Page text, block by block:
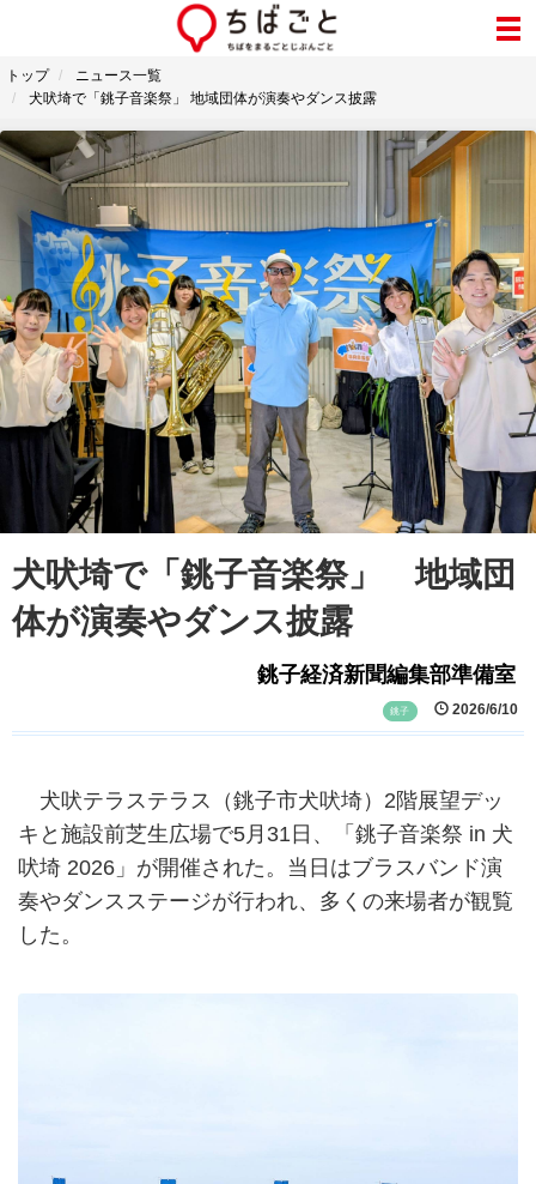
トップ
ニュース一覧
犬吠埼で「銚子音楽祭」 地域団体が演奏やダンス披露
犬吠埼で「銚子音楽祭」 地域団
体が演奏やダンス披露
銚子経済新聞編集部準備室
銚子 2026/6/10
犬吠テラステラス（銚子市犬吠埼）2階展望デッ
キと施設前芝生広場で5月31日、「銚子音楽祭 in 犬
吠埼 2026」が開催された。当日はブラスバンド演
奏やダンスステージが行われ、多くの来場者が観覧
した。